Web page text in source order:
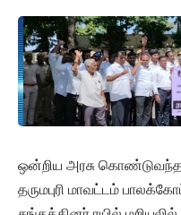
ஒன்றிய அரசு கொண்டுவந்த
தருமபுரி மாவட்டம்